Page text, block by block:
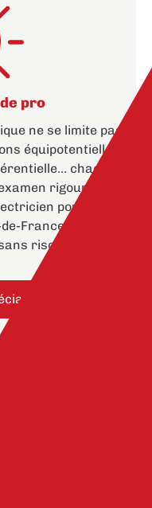
pro
ne se limite pas
équipotentielles,
chaque
rigoureux.
pour une
Francegarantit
risque.